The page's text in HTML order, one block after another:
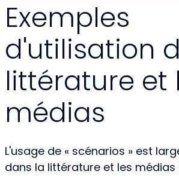
Exemples
d'utilisation
littérature et
médias
L'usage de « scénarios » est
dans la littérature et les médias